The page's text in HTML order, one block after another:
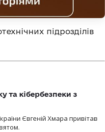
підрозділів
та кібербезпеки з
Євгеній Хмара привітав